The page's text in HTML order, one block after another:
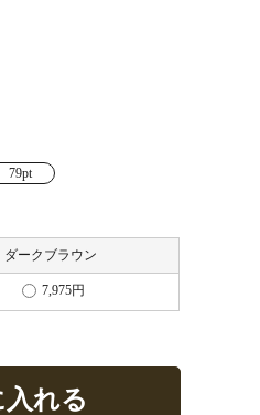
・中仏用品
衣
歌掛図
額・寄進額・定紋
79pt
ダークブラウン
7,975円
れる